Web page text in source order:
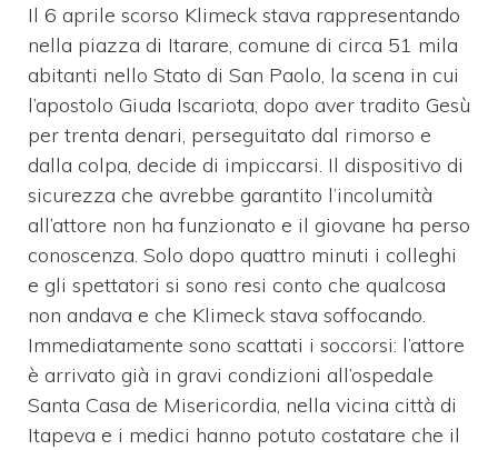
Il 6 aprile scorso Klimeck stava rappresentando
nella piazza di Itarare, comune di circa 51 mila
abitanti nello Stato di San Paolo, la scena in cui
l’apostolo Giuda Iscariota, dopo aver tradito Gesù
per trenta denari, perseguitato dal rimorso e
dalla colpa, decide di impiccarsi. Il dispositivo di
sicurezza che avrebbe garantito l’incolumità
all’attore non ha funzionato e il giovane ha perso
conoscenza. Solo dopo quattro minuti i colleghi
e gli spettatori si sono resi conto che qualcosa
non andava e che Klimeck stava soffocando.
Immediatamente sono scattati i soccorsi: l’attore
è arrivato già in gravi condizioni all’ospedale
Santa Casa de Misericordia, nella vicina città di
Itapeva e i medici hanno potuto costatare che il